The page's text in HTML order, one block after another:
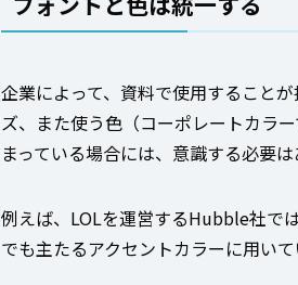
企業によって、資料で使用すること
ズ、また使う色（コーポレートカラ
まっている場合には、意識する必要は
例えば、LOLを運営するHubble社で
でも主たるアクセントカラーに用いて